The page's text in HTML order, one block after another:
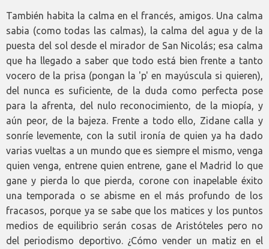
También habita la calma en el francés, amigos. Una calma
sabia (como todas las calmas), la calma del agua y de la
puesta del sol desde el mirador de San Nicolás; esa calma
que ha llegado a saber que todo está bien frente a tanto
vocero de la prisa (pongan la 'p' en mayúscula si quieren),
del nunca es suficiente, de la duda como perfecta pose
para la afrenta, del nulo reconocimiento, de la miopía, y
aún peor, de la bajeza. Frente a todo ello, Zidane calla y
sonríe levemente, con la sutil ironía de quien ya ha dado
varias vueltas a un mundo que es siempre el mismo, venga
quien venga, entrene quien entrene, gane el Madrid lo que
gane y pierda lo que pierda, corone con inapelable éxito
una temporada o se abisme en el más profundo de los
fracasos, porque ya se sabe que los matices y los puntos
medios de equilibrio serán cosas de Aristóteles pero no
del periodismo deportivo. ¿Cómo vender un matiz en el